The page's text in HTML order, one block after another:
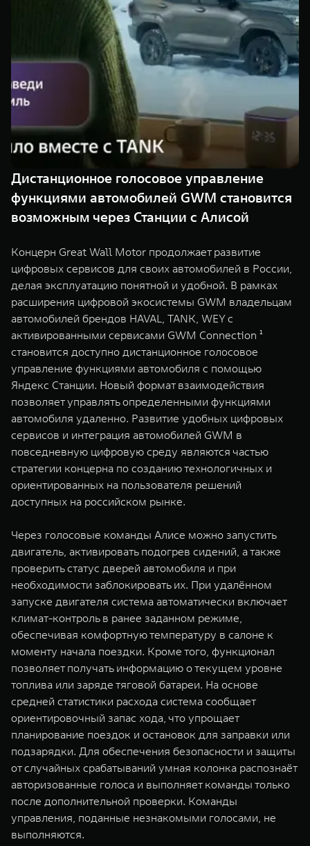
Веди за собой
от 6 499 000 ₽
TANK 700
Сила признания
от 10 199 000 ₽
WEY 07
Расширяя границы комфорта
от 6 149 000 ₽
WEY 05
Эстетика нового времени
от 5 699 000 ₽
WEY 80
Масштаб возможностей
от 6 449 000 ₽
WEY 80 Лаундж
Масштаб возможностей
от 8 099 000 ₽
ПОКУПКА АВТОМОБИЛЯ
Корпоративным клиентам
TANK ФИНАНСЫ
TANK Кредит
TANK Лизинг
TANK Страхование
Специальные предложения
Моторные масла
ЦИФРОВЫЕ СЕРВИСЫ TANK
Цифровые сервисы TANK
Подписки
Дистанционное голосовое управление
функциями автомобилей GWM становится
возможным через Станции с Алисой
Концерн Great Wall Motor продолжает развитие
цифровых сервисов для своих автомобилей в России,
делая эксплуатацию понятной и удобной. В рамках
расширения цифровой экосистемы GWM владельцам
автомобилей брендов HAVAL, TANK, WEY с
активированными сервисами GWM Connection ¹
становится доступно дистанционное голосовое
управление функциями автомобиля с помощью
Яндекс Станции. Новый формат взаимодействия
позволяет управлять определенными функциями
автомобиля удаленно. Развитие удобных цифровых
сервисов и интеграция автомобилей GWM в
повседневную цифровую среду являются частью
стратегии концерна по созданию технологичных и
ориентированных на пользователя решений
доступных на российском рынке.
Через голосовые команды Алисе можно запустить
двигатель, активировать подогрев сидений, а также
проверить статус дверей автомобиля и при
необходимости заблокировать их. При удалённом
запуске двигателя система автоматически включает
климат-контроль в ранее заданном режиме,
обеспечивая комфортную температуру в салоне к
моменту начала поездки. Кроме того, функционал
позволяет получать информацию о текущем уровне
топлива или заряде тяговой батареи. На основе
средней статистики расхода система сообщает
ориентировочный запас хода, что упрощает
планирование поездок и остановок для заправки или
подзарядки. Для обеспечения безопасности и защиты
от случайных срабатываний умная колонка распознаёт
авторизованные голоса и выполняет команды только
после дополнительной проверки. Команды
управления, поданные незнакомыми голосами, не
выполняются.